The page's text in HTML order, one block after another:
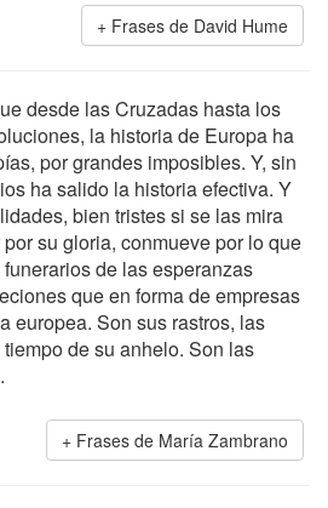
Frases de David Hume
desde las Cruzadas hasta los
la historia de Europa ha
por grandes imposibles. Y, sin
ha salido la historia efectiva. Y
bien tristes si se las mira
su gloria, conmueve por lo que
de las esperanzas
que en forma de empresas
europea. Son sus rastros, las
de su anhelo. Son las
Frases de María Zambrano